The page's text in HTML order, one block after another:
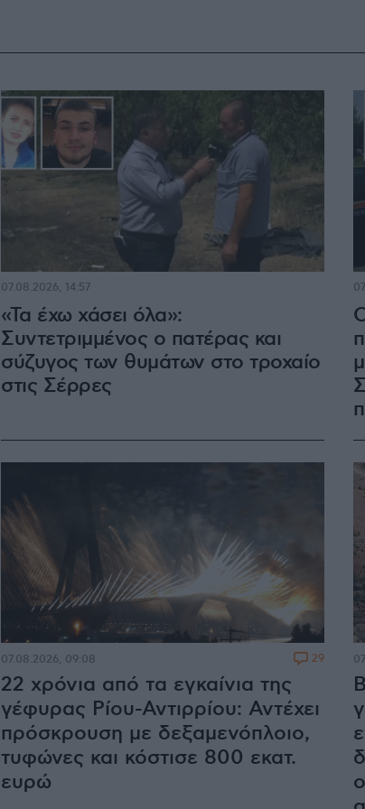
«Τα έχω χάσει όλα»:
Συντετριμμένος ο πατέρας και
σύζυγος των θυμάτων στο τροχαίο
στις Σέρρες
07.08.2026, 14:57
22 χρόνια από τα εγκαίνια της
γέφυρας Ρίου-Αντιρρίου: Αντέχει
πρόσκρουση με δεξαμενόπλοιο,
τυφώνες και κόστισε 800 εκατ.
ευρώ
07.08.2026, 09:08 29